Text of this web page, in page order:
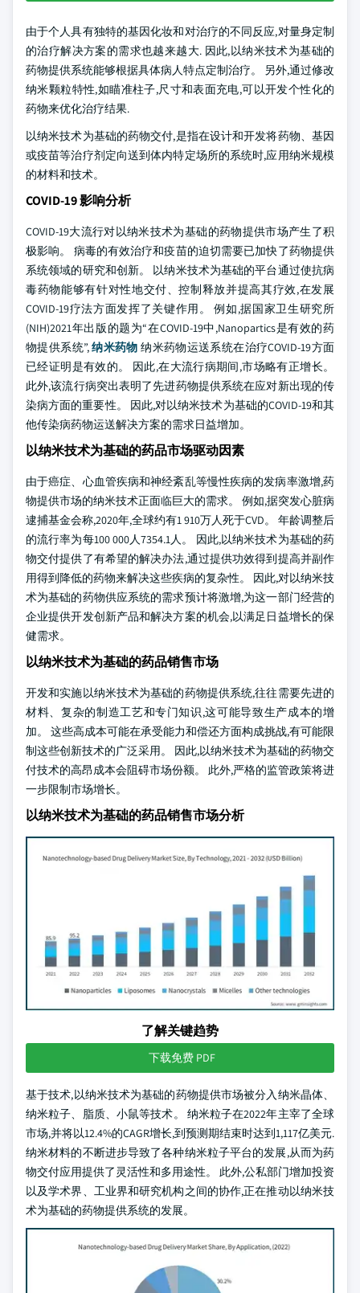
由于个人具有独特的基因化妆和对治疗的不同反应,对量身定制
的治疗解决方案的需求也越来越大. 因此,以纳米技术为基础的
药物提供系统能够根据具体病人特点定制治疗。 另外,通过修改
纳米颗粒特性,如瞄准柱子,尺寸和表面充电,可以开发个性化的
药物来优化治疗结果.
以纳米技术为基础的药物交付,是指在设计和开发将药物、基因
或疫苗等治疗剂定向送到体内特定场所的系统时,应用纳米规模
的材料和技术。
COVID-19 影响分析
COVID-19大流行对以纳米技术为基础的药物提供市场产生了积
极影响。 病毒的有效治疗和疫苗的迫切需要已加快了药物提供
系统领域的研究和创新。 以纳米技术为基础的平台通过使抗病
毒药物能够有针对性地交付、控制释放并提高其疗效,在发展
COVID-19疗法方面发挥了关键作用。 例如,据国家卫生研究所
(NIH)2021年出版的题为“在COVID-19中,Nanopartics是有效的药
物提供系统”,纳米药物 纳米药物运送系统在治疗COVID-19方面
已经证明是有效的。 因此,在大流行病期间,市场略有正增长。
此外,该流行病突出表明了先进药物提供系统在应对新出现的传
染病方面的重要性。 因此,对以纳米技术为基础的COVID-19和其
他传染病药物运送解决方案的需求日益增加。
以纳米技术为基础的药品市场驱动因素
由于癌症、心血管疾病和神经紊乱等慢性疾病的发病率激增,药
物提供市场的纳米技术正面临巨大的需求。 例如,据突发心脏病
逮捕基金会称,2020年,全球约有1 910万人死于CVD。 年龄调整后
的流行率为每100 000人7354.1人。 因此,以纳米技术为基础的药
物交付提供了有希望的解决办法,通过提供功效得到提高并副作
用得到降低的药物来解决这些疾病的复杂性。 因此,对以纳米技
术为基础的药物供应系统的需求预计将激增,为这一部门经营的
企业提供开发创新产品和解决方案的机会,以满足日益增长的保
健需求。
以纳米技术为基础的药品销售市场
开发和实施以纳米技术为基础的药物提供系统,往往需要先进的
材料、复杂的制造工艺和专门知识,这可能导致生产成本的增
加。 这些高成本可能在承受能力和偿还方面构成挑战,有可能限
制这些创新技术的广泛采用。 因此,以纳米技术为基础的药物交
付技术的高昂成本会阻碍市场份额。 此外,严格的监管政策将进
一步限制市场增长。
以纳米技术为基础的药品销售市场分析
了解关键趋势
下载免费 PDF
基于技术,以纳米技术为基础的药物提供市场被分入纳米晶体、
纳米粒子、脂质、小鼠等技术。 纳米粒子在2022年主宰了全球
市场,并将以12.4%的CAGR增长,到预测期结束时达到1,117亿美元.
纳米材料的不断进步导致了各种纳米粒子平台的发展,从而为药
物交付应用提供了灵活性和多用途性。 此外,公私部门增加投资
以及学术界、工业界和研究机构之间的协作,正在推动以纳米技
术为基础的药物提供系统的发展。